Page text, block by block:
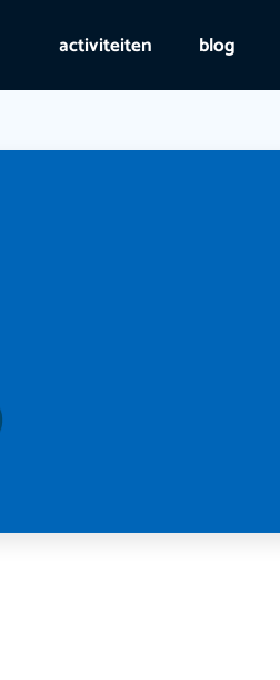
activiteiten blog